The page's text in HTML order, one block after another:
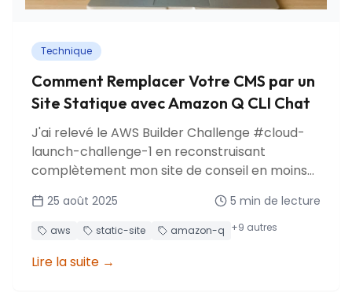
Technique
Comment Remplacer Votre CMS par un
Site Statique avec Amazon Q CLI Chat
J'ai relevé le AWS Builder Challenge #cloud-
launch-challenge-1 en reconstruisant
complètement mon site de conseil en moins
WordPress par une architecture statique
moderne avec Amazon Q CLI Chat comme
25 août 2025 5 min de lecture
aws static-site amazon-q +9 autres
Lire la suite →